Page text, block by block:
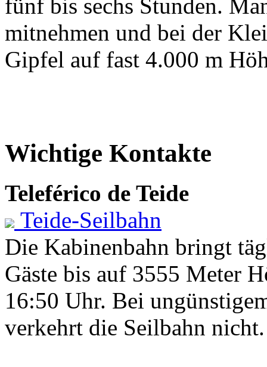
fünf bis sechs Stunden.
mitnehmen und bei der
Gipfel auf fast 4.000 m
Wichtige Kontakte
Teleférico de Teide
Teide-Seilbahn
Die Kabinenbahn bringt
Gäste bis auf 3555 Meter
16:50 Uhr. Bei
verkehrt die Seilbahn nicht.